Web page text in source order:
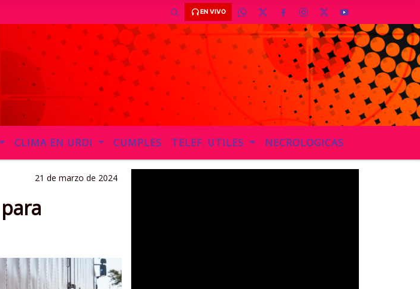
EN VIVO
CLIMA EN URDI CUMPLES TELEF. UTILES NECROLOGICAS
21 de marzo de 2024